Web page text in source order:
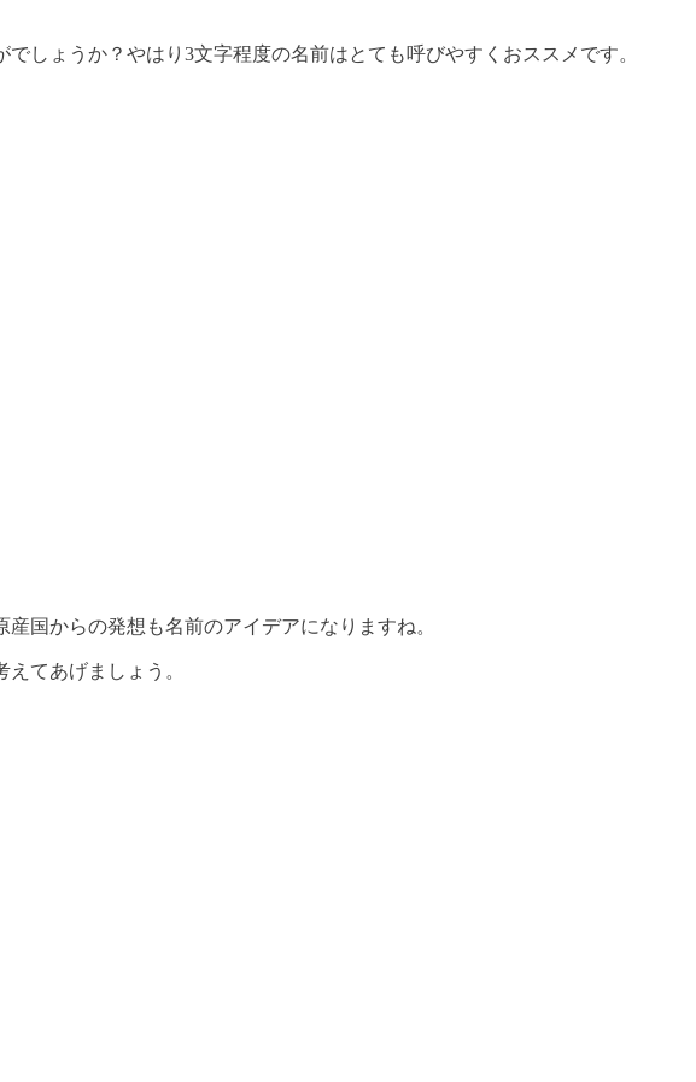
しょうか？やはり3文字程度の名前はとても呼びやすくおススメです。
国からの発想も名前のアイデアになりますね。
てあげましょう。